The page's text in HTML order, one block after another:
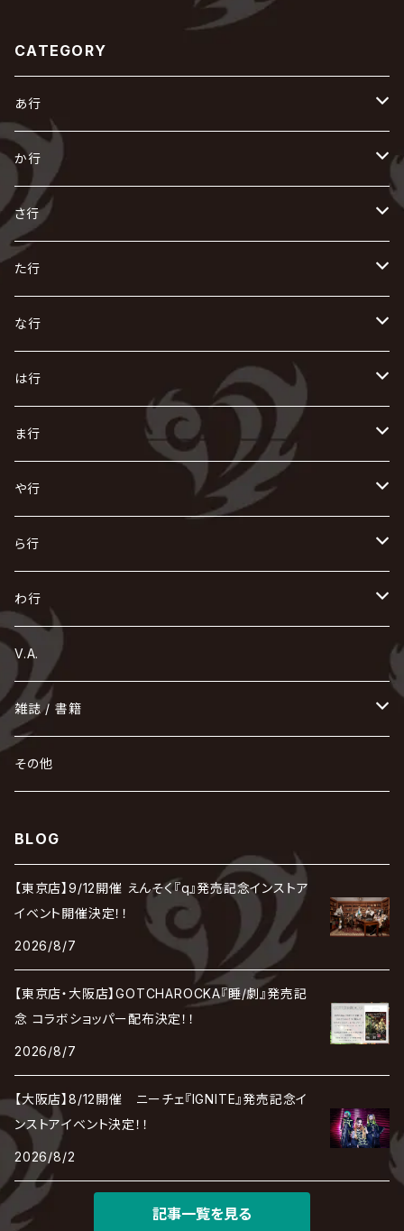
CATEGORY
あ行
あ
R指定
AIOLIN
Azavana
Acid Black Cherry
Ashmaze.
甘い暴力
天照
umbrella
い
IKUO
exist†trace
色々な十字架
168 / 葵-168-
う
VIRGE / ヴァージュ
Waive
え
ACE OF SPADES
X JAPAN
LSN / The LEGENDARY SIX NINE
お
AURORIZE
OFIAM
か行
か
怪人二十面奏
Kαin
the GazettE
GOTCHAROCKA
蛾と蝶
KAMIJO
cali≠gari
河村隆一
き
KISAKI
キズ
KIRITO / キリト
己龍
く
Crack6
グラビティ
GREN / グレン
黒夢
け
[ kei ] / 圭
仮病
こ
GOATBED
ゴールデンボンバー
CONTRASTZ
さ行
さ
ザアザア
The THIRTEEN
XANVALA
し
Zeke Deux
Z CLEAR
Sick²
ジグソウ
シド
JAKIGAN MEISTER
Chanty
Janne Da Arc
sugar
Jupiter
JILUKA
JILS
SHIN
す
Z CLEAR
超ジャシー
sukekiyo
SCAPEGOAT
SPLENDID GOD GIRAFFE
SLAPSLY / CHIYU
せ
ゼラ
零[Hz]
そ
SOPHIA
ZOMBIE / ぞんび
た行
た
DASEIN
DAIGO
DADAROMA
逹瑯
DAVID / SUI / 縁
DARRELL
ち
CHAQLA.
つ
て
D
DIAURA
DaizyStripper
D'ESPAIRSRAY
Develop One's Faculties
DEXCORE
DEZERT
deadman
DEVILOOF
DuelJewel
D'ERLANGER
電脳ヒメカ
と
東京花嫁
Tourbillon
Dawnman
DOG inthePWO
な行
な
NIGHTMARE
NAZARE
に
NiEL
NICOLAS
ぬ
nurié
ね
NETH PRIERE CAIN
NEVERLAND
の
NoGoD
NOCTURNAL BLOODLUST
は行
は
heidi.
H.U.G
BugLug
HAZUKI / 葉月
花見桜こうき
薔薇の宮殿
BAROQUE
ひ
HERO
美炎-BIEN-
HIZAKI
vistlip
ヒッチコック
HIDE-ZOU
ふ
Far East Dizain
Fatüm
FANTASTIC◇CIRCUS
FEST VAINQUEUR
Blu-BiLLioN
BULL FIELD
BREAKERZ
BLAZE
The Brow Beat
へ
BabyKingdom
THE BEETHOVEN
The Benjamin
ほ
POIDOL
HOLLOWGRAM
ま行
ま
THE MICRO HEAD 4N'S
MAO / マオ from SID
マガツノート
machine
Magistina Saga
マツタケワークス
THE MADNA
MAMA.
まみれた / MAMIRETA
MALICE MIZER
み
未完成アリス
ミスイ
mitsu
MIMIZUQ
む
MUCC / ムック
め
メトロノーム
MERRY / メリー
も
THE MORTAL
最上川司
や行
や
ヤミテラ / 外道反逆者ヤミテラ
ゆ
YUKIYA / 藤田幸也
ユナイト
よ
ら行
ら
rice
Rides In ReVellion
LAB.THE BASEMENT / ラボ ザ ベヰスメント
り
Leetspeak monsters
Ricky
LIBRAVEL / リブラヴェル
Lill
RE:INa
る
Ruiza
LUNA SEA
れ
the Raid.
REIGN
RAZOR
LSN / The LEGENDARY SIX NINE
Rorschach.inc
ロマン急行
わ行
わ
wyse
我が為
V.A.
雑誌 / 書籍
hévn
その他
BLOG
【東京店】9/12開催 えんそく『q』発売記念インストア
イベント開催決定！！
2026/8/7
【東京店・大阪店】GOTCHAROCKA『睡/劇』発売記
念 コラボショッパー配布決定！！
2026/8/7
【大阪店】8/12開催 ニーチェ『IGNITE』発売記念イ
ンストアイベント決定！！
2026/8/2
記事一覧を見る